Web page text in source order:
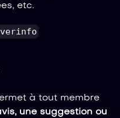
etc.
à tout membre
une suggestion ou